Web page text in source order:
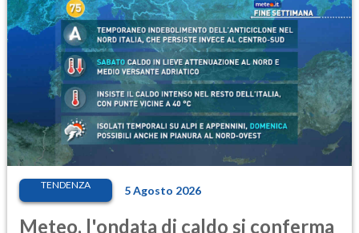
TENDENZA 5 Agosto 2026
Meteo, l'ondata di caldo si conferma